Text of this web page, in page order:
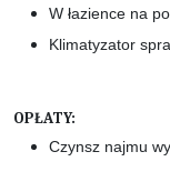
W łazience na
Klimatyzator
OPŁATY:
Czynsz najmu